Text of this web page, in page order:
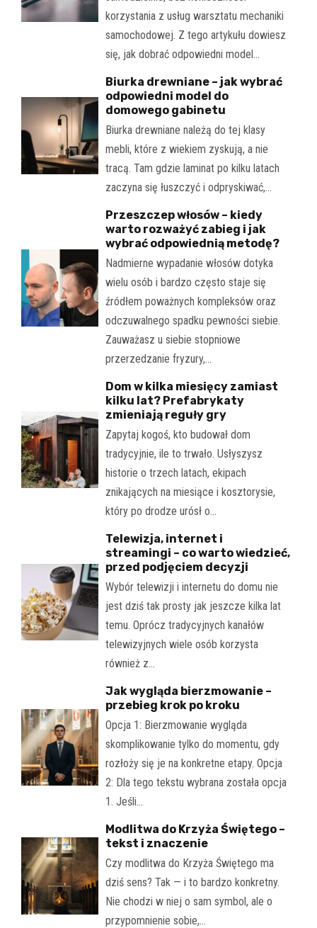
korzystania z usług warsztatu mechaniki
samochodowej. Z tego artykułu dowiesz
się, jak dobrać odpowiedni model…
Biurka drewniane – jak wybrać
odpowiedni model do
domowego gabinetu
Biurka drewniane należą do tej klasy
mebli, które z wiekiem zyskują, a nie
tracą. Tam gdzie laminat po kilku latach
zaczyna się łuszczyć i odpryskiwać,…
Przeszczep włosów – kiedy
warto rozważyć zabieg i jak
wybrać odpowiednią metodę?
Nadmierne wypadanie włosów dotyka
wielu osób i bardzo często staje się
źródłem poważnych kompleksów oraz
odczuwalnego spadku pewności siebie.
Zauważasz u siebie stopniowe
przerzedzanie fryzury,…
Dom w kilka miesięcy zamiast
kilku lat? Prefabrykaty
zmieniają reguły gry
Zapytaj kogoś, kto budował dom
tradycyjnie, ile to trwało. Usłyszysz
historie o trzech latach, ekipach
znikających na miesiące i kosztorysie,
który po drodze urósł o…
Telewizja, internet i
streamingi – co warto wiedzieć,
przed podjęciem decyzji
Wybór telewizji i internetu do domu nie
jest dziś tak prosty jak jeszcze kilka lat
temu. Oprócz tradycyjnych kanałów
telewizyjnych wiele osób korzysta
również z…
Jak wygląda bierzmowanie –
przebieg krok po kroku
Opcja 1: Bierzmowanie wygląda
skomplikowanie tylko do momentu, gdy
rozłoży się je na konkretne etapy. Opcja
2: Dla tego tekstu wybrana została opcja
1. Jeśli…
Modlitwa do Krzyża Świętego –
tekst i znaczenie
Czy modlitwa do Krzyża Świętego ma
dziś sens? Tak — i to bardzo konkretny.
Nie chodzi w niej o sam symbol, ale o
przypomnienie sobie,…